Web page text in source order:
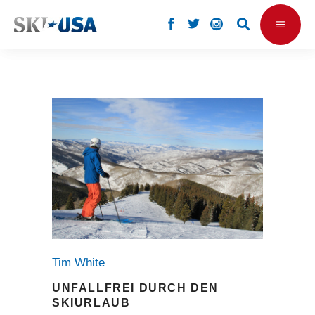
Tim White
UNFALLFREI DURCH DEN
SKIURLAUB